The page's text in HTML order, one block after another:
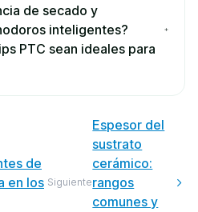
de secado y
inteligentes?
PTC sean ideales para
de
en los Siguiente
Espesor del
sustrato
cerámico:
rangos
comunes y